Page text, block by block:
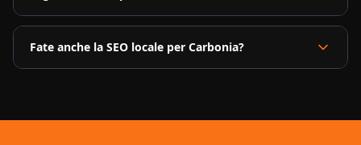
Fate anche la SEO locale per Carbonia?